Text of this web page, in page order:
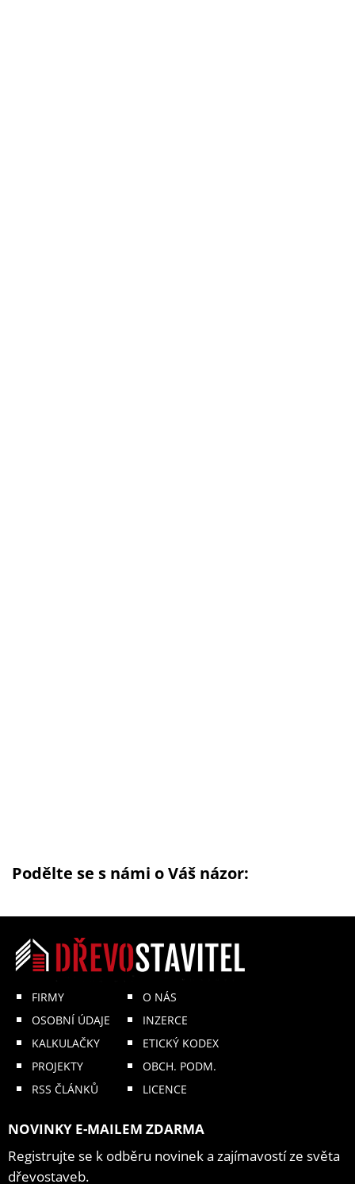
Podělte se s námi o Váš názor:
FIRMY
OSOBNÍ ÚDAJE
KALKULAČKY
PROJEKTY
RSS ČLÁNKŮ
O NÁS
INZERCE
ETICKÝ KODEX
OBCH. PODM.
LICENCE
NOVINKY E-MAILEM ZDARMA
Registrujte se k odběru novinek a zajímavostí ze světa
dřevostaveb.